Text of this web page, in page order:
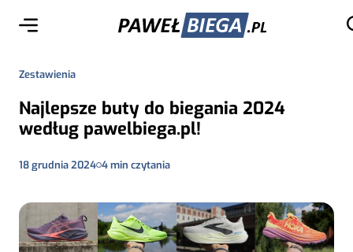
Zestawienia
Najlepsze buty do biegania 2024
według pawelbiega.pl!
18 grudnia 2024 4min czytania